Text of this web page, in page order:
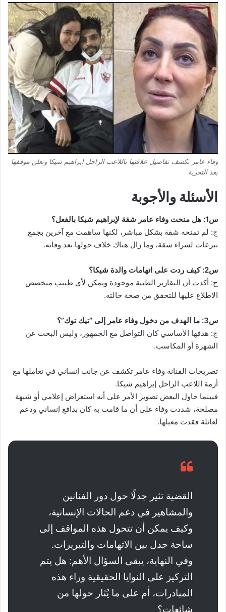
وفاء عامر تكشف تفاصيل علاقتها باللاعب الراحل إبراهيم شيكا وتعلن موقفها
بعد التجربة
الأسئلة والأجوبة
س1: هل منحت وفاء عامر شقة لإبراهيم شيكا بالفعل؟
ج: لم تمنحه شقة بشكل مباشر، لكنها ساهمت مع آخرين بجمع
تبرعات لشراء شقة، وما زال هناك خلاف حولها بعد وفاته.
س2: كيف ردت على اتهامات والدة شيكا؟
ج: أكدت أن التقارير الطبية موجودة ويمكن لأي طبيب متخصص
الاطلاع عليها للتحقق من صحة حالته.
س3: ما الهدف من دخول وفاء عامر إلى “تيك توك”؟
ج: هدفها الأساسي كان التواصل مع الجمهور، وليس البحث عن
الشهرة أو المكاسب.
تصريحات الفنانة وفاء عامر تكشف عن جانب إنساني في تعاملها مع
أزمة اللاعب الراحل إبراهيم شيكا.
فبينما حاول البعض تصوير الأمر على أنه استعراض إعلامي أو شبهة
مصلحة، شددت وفاء على أن ما قامت به كان بدافع إنساني ودعم
لعائلة فقدت معيلها.
القضية تثير جدلًا حول دور الفنانين
والمشاهير في دعم الحالات الإنسانية،
وكيف يمكن أن تتحول هذه المواقف إلى
ساحة جدل بين الاتهامات والتبريرات.
وفي النهاية، يبقى السؤال الأهم: هل يتم
التركيز على النوايا الحقيقية وراء هذه
المبادرات، أم على ما يُثار حولها من
شائعات؟